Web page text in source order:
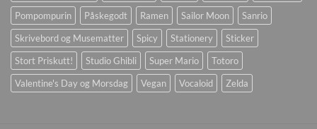
Pompompurin
Påskegodt Ramen Sailor Moon
Sanrio
Skrivebord og Musematter
Spicy Stationery
Sticker
Stort Priskutt!
Studio Ghibli Super Mario
Totoro
Valentine's Day og Morsdag
Vegan Vocaloid Zelda